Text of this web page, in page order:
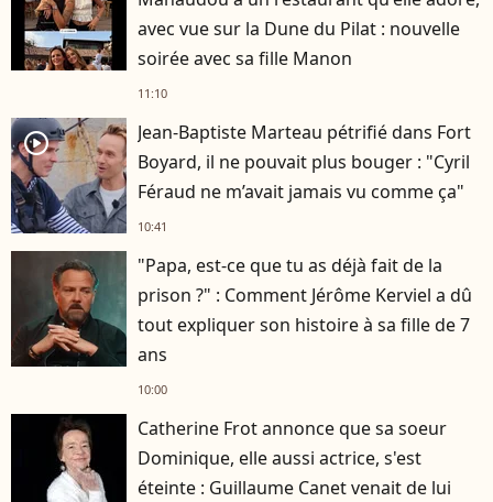
avec vue sur la Dune du Pilat : nouvelle
soirée avec sa fille Manon
11:10
player2
Jean-Baptiste Marteau pétrifié dans Fort
Boyard, il ne pouvait plus bouger : "Cyril
Féraud ne m’avait jamais vu comme ça"
10:41
"Papa, est-ce que tu as déjà fait de la
prison ?" : Comment Jérôme Kerviel a dû
tout expliquer son histoire à sa fille de 7
ans
10:00
Catherine Frot annonce que sa soeur
Dominique, elle aussi actrice, s'est
éteinte : Guillaume Canet venait de lui